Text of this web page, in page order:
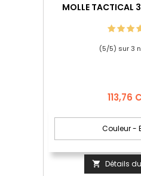
MOLLE TACTICAL
(5/5) sur3
Prix
113,76
 Détails